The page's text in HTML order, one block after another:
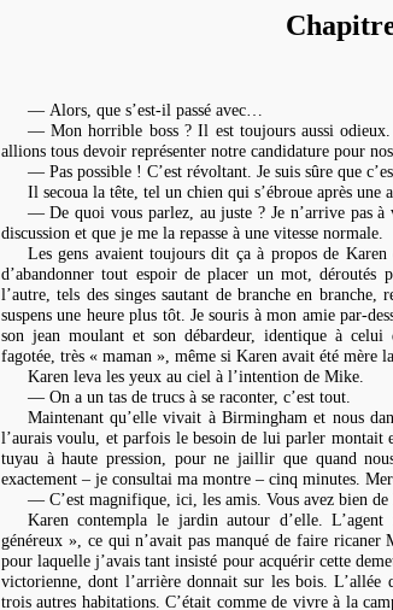
— Alors, que s’est-il passé avec…
— Mon horrible boss ? Il est toujours aussi
allions tous devoir représenter notre candidature pour
— Pas possible ! C’est révoltant. Je suis sûre que
Il secoua la tête, tel un chien qui s’ébroue après une
— De quoi vous parlez, au juste ? Je n’arrive pas
discussion et que je me la repasse à une vitesse normale.
Les gens avaient toujours dit ça à propos de
d’abandonner tout espoir de placer un mot, déroutés
l’autre, tels des singes sautant de branche en branche,
suspens une heure plus tôt. Je souris à mon amie par-
son jean moulant et son débardeur, identique à
fagotée, très « maman », même si Karen avait été mère
Karen leva les yeux au ciel à l’intention de Mike.
— On a un tas de trucs à se raconter, c’est tout.
Maintenant qu’elle vivait à Birmingham et nous
l’aurais voulu, et parfois le besoin de lui parler montait
tuyau à haute pression, pour ne jaillir que quand
exactement – je consultai ma montre – cinq minutes.
— C’est magnifique, ici, les amis. Vous avez bien de
Karen contempla le jardin autour d’elle.
généreux », ce qui n’avait pas manqué de faire
pour laquelle j’avais tant insisté pour acquérir cette
victorienne, dont l’arrière donnait sur les bois. L’allée
trois autres habitations. C’était comme de vivre à la